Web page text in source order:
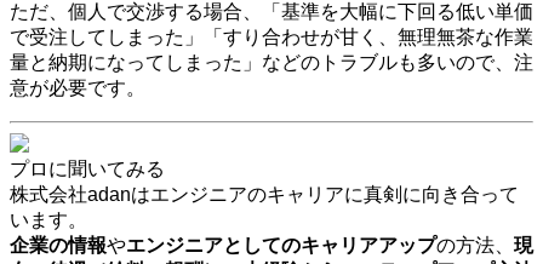
ただ、個人で交渉する場合、「基準を大幅に下回る低い単価
で受注してしまった」「すり合わせが甘く、無理無茶な作業
量と納期になってしまった」などのトラブルも多いので、注
意が必要です。
プロに聞いてみる
株式会社adanはエンジニアのキャリアに真剣に向き合って
います。
企業の情報やエンジニアとしてのキャリアアップの方法、 現